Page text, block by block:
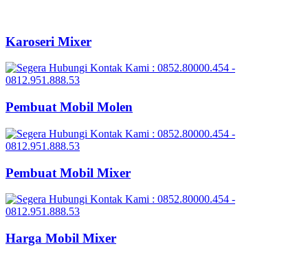
Karoseri Mixer
Pembuat Mobil Molen
Pembuat Mobil Mixer
Harga Mobil Mixer